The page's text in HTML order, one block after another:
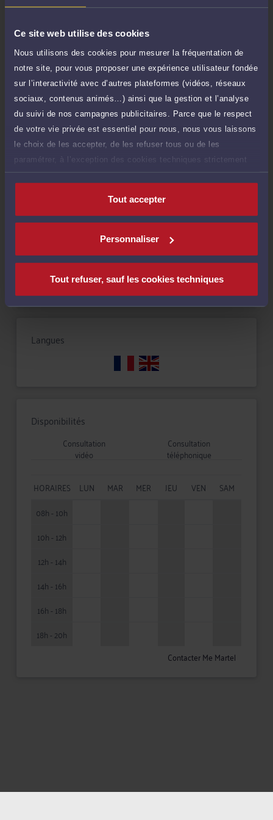
Ce site web utilise des cookies
Nous utilisons des cookies pour mesurer la fréquentation de
notre site, pour vous proposer une expérience utilisateur fondée
sur l’interactivité avec d’autres plateformes (vidéos, réseaux
sociaux, contenus animés…) ainsi que la gestion et l’analyse
du suivi de nos campagnes publicitaires. Parce que le respect
de votre vie privée est essentiel pour nous, nous vous laissons
le choix de les accepter, de les refuser tous ou de les
paramétrer, à l’exception des cookies techniques strictement
nécessaires au fonctionnement du site.
Tout accepter
Personnaliser
Tout refuser, sauf les cookies techniques
Réponse concise à votre question (moins
Poser une question
Consultation écrite
Etude de votre dossier + possibilité
d'ajout d'une pièce jointe
150 €
TTC
Consulter par écrit
Droit du numérique et des communications
Langues
Disponibilités
Consultation
vidéo
Consultation
téléphonique
HORAIRES LUN MAR MER JEU VEN
SAM
08h - 10h
10h - 12h
12h - 14h
14h - 16h
16h - 18h
18h - 20h
Contacter Me Martel